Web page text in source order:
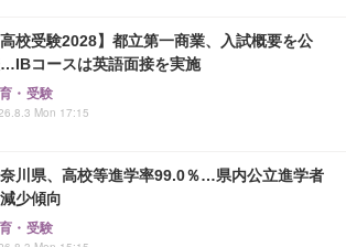
高校受験2028】都立第一商業、入試概要を公
コースは英語面接を実施
・受験
Mon 17:15
川県、高校等進学率99.0％…県内公立進学者
少傾向
・受験